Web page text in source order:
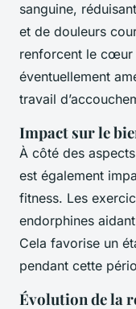
sanguine,
et de douleurs
renforcent le cœur
éventuellement
travail
Impact sur le
À côté des
est également
fitness. Les
endorphines
Cela favorise un
pendant cette
Évolution de la